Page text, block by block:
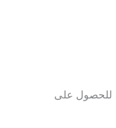
للحصول على